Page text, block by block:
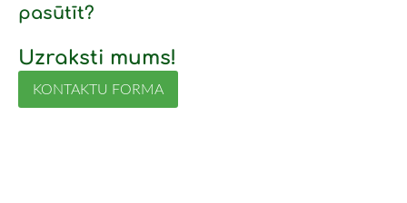
pasūtīt?
Uzraksti mums!
KONTAKTU FORMA